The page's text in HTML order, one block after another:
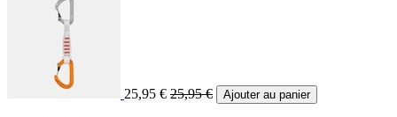
25,95 € 25,95€ Ajouter au panier